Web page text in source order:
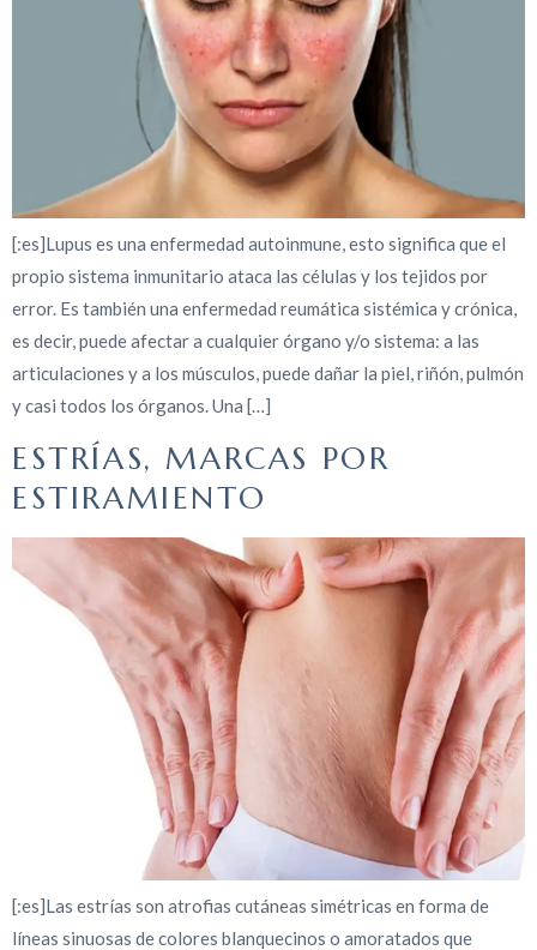
[:es]Lupus es una enfermedad autoinmune, esto significa que el
propio sistema inmunitario ataca las células y los tejidos por
error. Es también una enfermedad reumática sistémica y crónica,
es decir, puede afectar a cualquier órgano y/o sistema: a las
articulaciones y a los músculos, puede dañar la piel, riñón, pulmón
y casi todos los órganos. Una […]
ESTRÍAS, MARCAS POR
ESTIRAMIENTO
[:es]Las estrías son atrofias cutáneas simétricas en forma de
líneas sinuosas de colores blanquecinos o amoratados que